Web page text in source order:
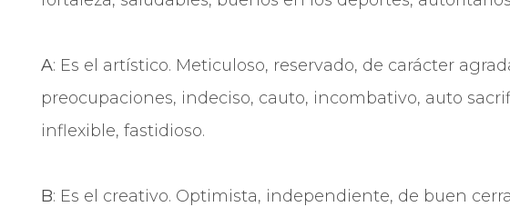
A: Es el artí­stico. Meticuloso, reservado, de carácter
preocupaciones, indeciso, cauto, incombativo, auto
inflexible, fastidioso.
B: Es el creativo. Optimista, independiente, de buen